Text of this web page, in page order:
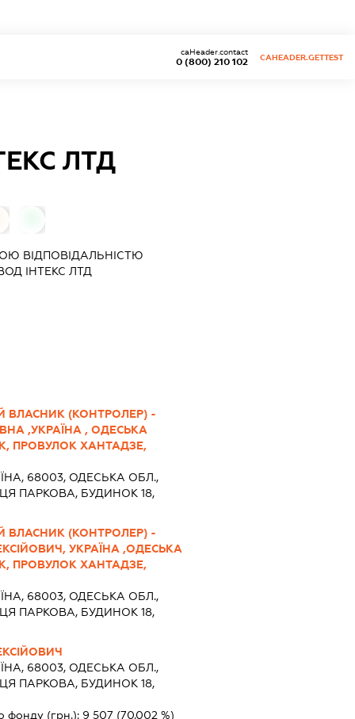
0 (800) 210 102
caHeader.contact
CAHEADER.GETTEST
ЛТД
ВІДПОВІДАЛЬНІСТЮ
ІНТЕКС ЛТД
ВЛАСНИК (КОНТРОЛЕР) -
,УКРАЇНА , ОДЕСЬКА
ПРОВУЛОК ХАНТАДЗЕ,
68003, ОДЕСЬКА ОБЛ.,
ПАРКОВА, БУДИНОК 18,
ВЛАСНИК (КОНТРОЛЕР) -
УКРАЇНА ,ОДЕСЬКА
ПРОВУЛОК ХАНТАДЗЕ,
68003, ОДЕСЬКА ОБЛ.,
ПАРКОВА, БУДИНОК 18,
68003, ОДЕСЬКА ОБЛ.,
ПАРКОВА, БУДИНОК 18,
фонду (грн.): 9 507 (70.002 %)